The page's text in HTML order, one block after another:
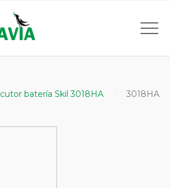
batería Skil 3018HA 3018HA